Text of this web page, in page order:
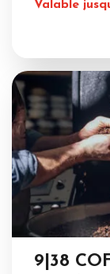
Valable
9|38